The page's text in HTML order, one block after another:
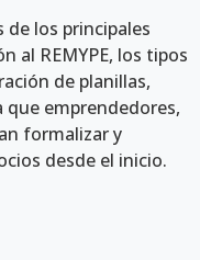
de los principales
al REMYPE, los tipos
de planillas,
emprendedores,
formalizar y
desde el inicio.